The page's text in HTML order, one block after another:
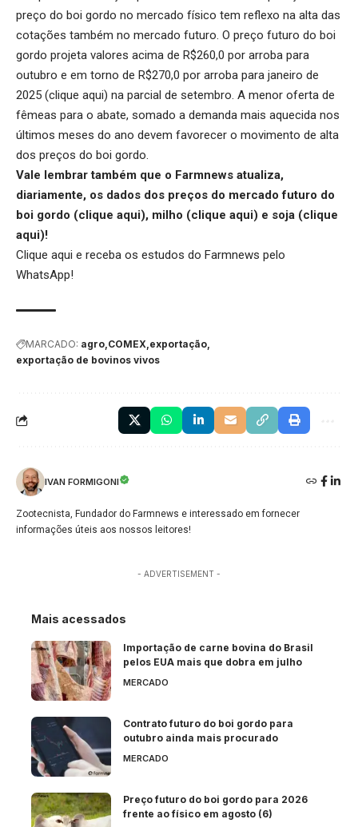
preço do boi gordo no mercado físico tem reflexo na alta das
cotações também no mercado futuro. O preço futuro do boi
gordo projeta valores acima de R$260,0 por arroba para
outubro e em torno de R$270,0 por arroba para janeiro de
2025 (clique aqui) na parcial de setembro. A menor oferta de
fêmeas para o abate, somado a demanda mais aquecida nos
últimos meses do ano devem favorecer o movimento de alta
dos preços do boi gordo.
Vale lembrar também que o Farmnews atualiza,
diariamente, os dados dos preços do mercado futuro do
boi gordo (clique aqui), milho (clique aqui) e soja (clique
aqui)!
Clique aqui e receba os estudos do Farmnews pelo
WhatsApp!
MARCADO: agro COMEX exportação
exportação de bovinos vivos
IVAN FORMIGONI
Zootecnista, Fundador do Farmnews e interessado em fornecer
informações úteis aos nossos leitores!
- ADVERTISEMENT -
Mais acessados
Importação de carne bovina do Brasil
pelos EUA mais que dobra em julho
MERCADO
Contrato futuro do boi gordo para
outubro ainda mais procurado
MERCADO
Preço futuro do boi gordo para 2026
frente ao físico em agosto (6)